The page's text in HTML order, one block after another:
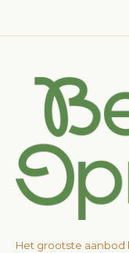
Het grootste